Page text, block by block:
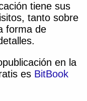
tiene sus
tanto sobre
forma de
en la
es BitBook